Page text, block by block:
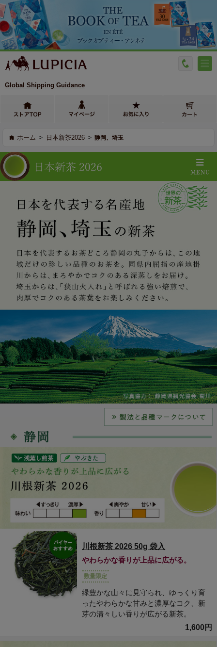
Global Shipping Guidance
ホーム > 日本新茶2026 > 静岡、埼玉
川根新茶 2026 50g 袋入
やわらかな香りが上品に広がる。
数量限定
緑豊かな山々に見守られ、ゆっくり育
ったやわらかな甘みと濃厚なコク、新
芽の清々しい香りが広がる新茶。
1,600円